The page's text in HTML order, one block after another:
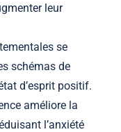
leur
se
schémas de
d’esprit positif.
améliore la
l’anxiété